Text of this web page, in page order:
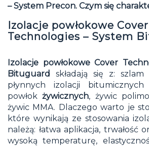
– System Precon. Czym się
Izolacje powłokowe Cover
Technologies – System
Izolacje powłokowe Cover
Bituguard składają się z: szlam
płynnych izolacji
powłokżywicznych, żywic
żywic MMA. Dlaczego warto je
które wynikają ze stosowania
należą: łatwa aplikacja, trwałość
wysoką temperaturę,